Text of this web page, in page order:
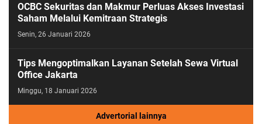
OCBC Sekuritas dan Makmur Perluas Akses Investasi
Saham Melalui Kemitraan Strategis
Senin, 26 Januari 2026
Tips Mengoptimalkan Layanan Setelah Sewa Virtual
Office Jakarta
Minggu, 18 Januari 2026
Advertorial lainnya